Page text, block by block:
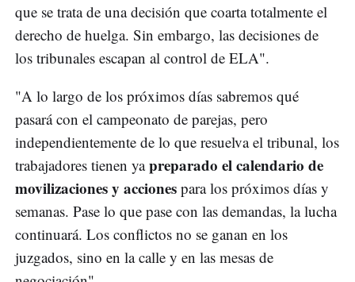
que se trata de una decisión que coarta totalmente el
derecho de huelga. Sin embargo, las decisiones de
los tribunales escapan al control de ELA".
"A lo largo de los próximos días sabremos qué
pasará con el campeonato de parejas, pero
independientemente de lo que resuelva el tribunal, los
trabajadores tienen yapreparado el calendario de
movilizaciones y acciones para los próximos días y
semanas. Pase lo que pase con las demandas, la lucha
continuará. Los conflictos no se ganan en los
juzgados, sino en la calle y en las mesas de